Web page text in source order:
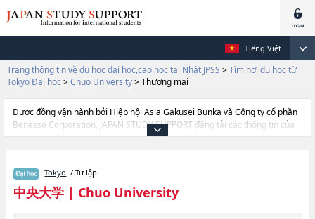
Tiếng Việt
Trang thông tin về du học đại học,cao học tại Nhật JPSS > Tìm nơi du học từ
Tokyo Đại học > Chuo University> Thương mại
Được đồng vận hành bởi Hiệp hội Asia Gakusei Bunka và Công ty cổ phần
Benesse Corporation, JAPAN STUDY SUPPORT đăng tải các thông tin của
khoảng 1.300 trường đại học, cao học, trường đại học ngắn hạn, trường
thiết dành cho du học sinh, như là về các Ngành LuậthoặcNgành Kinh
tếhoặcNgành Thương mạihoặcNgành Văn họchoặcNgành Chính sách tổng
hợphoặcNgành Kinh doanh quốc tếhoặcNgành Global
Tokyo / Tư lập
中央大学| Chuo University